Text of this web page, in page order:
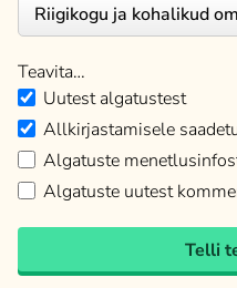
Teavita…
Uutest algatustest
Allkirjastamisele
Algatuste
Algatuste uutest
Telli